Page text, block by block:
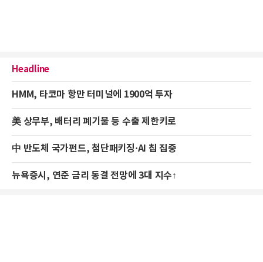
Headline
HMM, 타코마 항만 터미널에 1900억 투자
美 상무부, 배터리 폐기물 등 수출 제한키로
中 반도체 국가펀드, 첨단패키징·AI 칩 집중
뉴욕증시, 연준 금리 동결 전망에 3대 지수↑